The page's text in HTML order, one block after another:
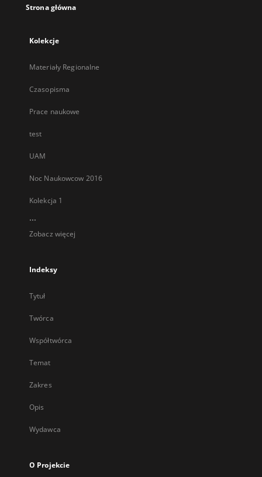
Strona główna
Kolekcje
Materiały Regionalne
Czasopisma
Prace naukowe
test
UAM
Noc Naukowcow 2016
Kolekcja 1
...
Zobacz więcej
Indeksy
Tytuł
Twórca
Współtwórca
Temat
Zakres
Opis
Wydawca
O Projekcie